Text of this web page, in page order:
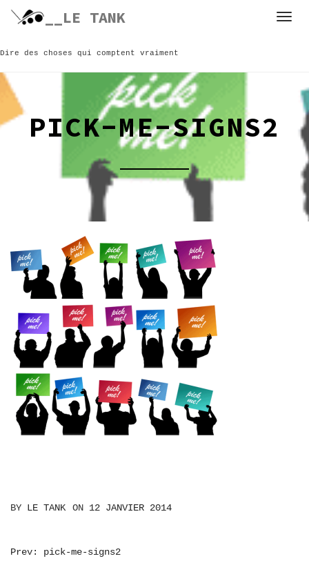
Skip
__LE TANK
Dire des choses qui comptent vraiment
PICK-ME-SIGNS2
BY LE TANK ON 12 JANVIER 2014
NAVIGATION
Prev: pick-me-signs2